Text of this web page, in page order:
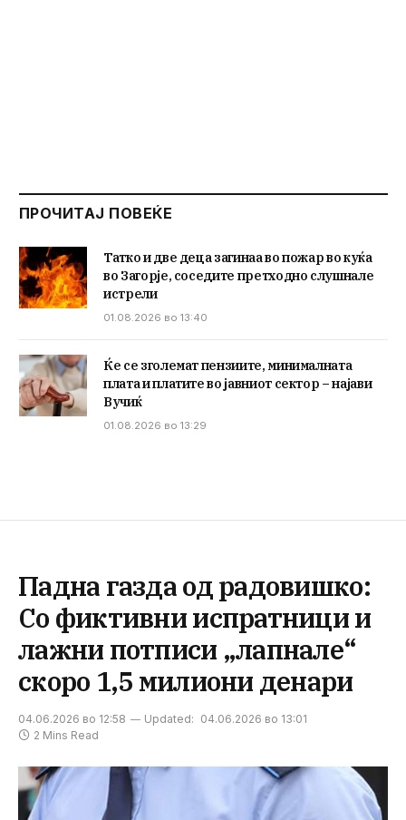
ПРОЧИТАЈ ПОВЕЌЕ
Татко и две деца загинаа во пожар во куќа
во Загорје, соседите претходно слушнале
истрели
01.08.2026 во 13:40
Ќе се зголемат пензиите, минималната
плата и платите во јавниот сектор – најави
Вучиќ
01.08.2026 во 13:29
Падна газда од радовишко:
Со фиктивни испратници и
лажни потписи „лапнале“
скоро 1,5 милиони денари
04.06.2026 во 12:58 Updated: 04.06.2026 во 13:01
2 Mins Read